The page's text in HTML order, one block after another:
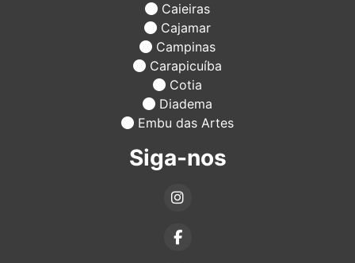
Caieiras
Cajamar
Campinas
Carapicuíba
Cotia
Diadema
Embu das Artes
Siga-nos